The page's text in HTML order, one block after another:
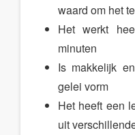
waard om het
Het werkt
minuten
Is makkelijk
gelei vorm
Het heeft een
uit